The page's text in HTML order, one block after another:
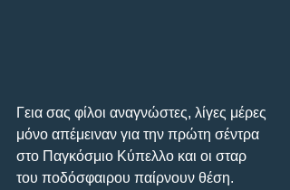
Γεια σας φίλοι αναγνώστες, λίγες μέρες
μόνο απέμειναν για την πρώτη σέντρα
στο Παγκόσμιο Κύπελλο και οι σταρ
του ποδόσφαιρου παίρνουν θέση.